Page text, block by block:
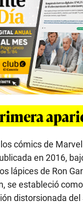
cómics de Marvel
en 2016,
lápices de Ron
se estableció
distorsionada del